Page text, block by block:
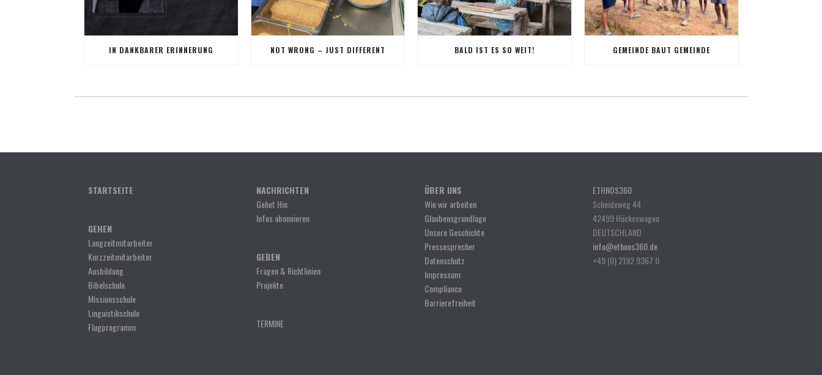
IN DANKBARER ERINNERUNG NOT WRONG – JUST DIFFERENT BALD IST ES SO WEIT! GEMEINDE BAUT GEMEINDE
STARTSEITE
GEHEN
Langzeitmitarbeiter
Kurzzeitmitarbeiter
Ausbildung
Bibelschule
Missionsschule
Linguistikschule
Flugprogramm
NACHRICHTEN
Gehet Hin
Infos abonnieren
GEBEN
Fragen & Richtlinien
Projekte
TERMINE
ÜBER UNS
Wie wir arbeiten
Glaubensgrundlage
Unsere Geschichte
Pressesprecher
Datenschutz
Impressum
Compliance
Barrierefreiheit
ETHNOS360
Scheideweg 44
42499 Hückeswagen
DEUTSCHLAND
info@ethnos360.de
+49 (0) 2192 9367 0